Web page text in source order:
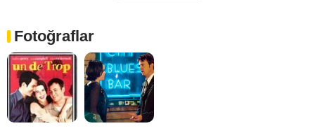
Fotoğraflar